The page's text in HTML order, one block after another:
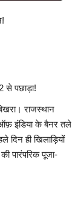
से पछाड़ा!
राजस्थान
इंडिया के बैनर तले
दिन ही खिलाड़ियों
पारंपरिक पूजा-